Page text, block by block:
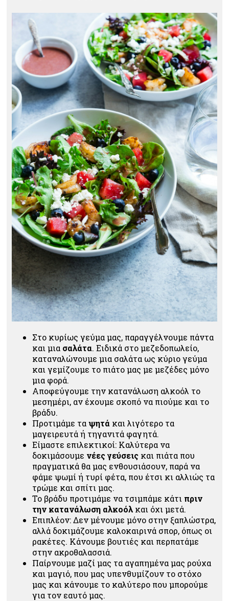
Στο κυρίως γεύμα μας, παραγγέλνουμε πάντα
και μια σαλάτα. Ειδικά στο μεζεδοπωλείο,
καταναλώνουμε μια σαλάτα ως κύριο γεύμα
και γεμίζουμε το πιάτο μας με μεζέδες μόνο
μια φορά.
Αποφεύγουμε την κατανάλωση αλκοόλ το
μεσημέρι, αν έχουμε σκοπό να πιούμε και το
βράδυ.
Προτιμάμε ταψητά και λιγότερο τα
μαγειρευτά ή τηγανιτά φαγητά.
Είμαστε επιλεκτικοί: Καλύτερα να
δοκιμάσουμε νέες γεύσεις και πιάτα που
πραγματικά θα μας ενθουσιάσουν, παρά να
φάμε ψωμί ή τυρί φέτα, που έτσι κι αλλιώς τα
τρώμε και σπίτι μας.
Το βράδυ προτιμάμε να τσιμπάμε κάτι πριν
την κατανάλωση αλκοόλ και όχι μετά.
Επιπλέον: Δεν μένουμε μόνο στην ξαπλώστρα,
αλλά δοκιμάζουμε καλοκαιρινά σπορ, όπως οι
ρακέτες. Κάνουμε βουτιές και περπατάμε
στην ακροθαλασσιά.
Παίρνουμε μαζί μας τα αγαπημένα μας ρούχα
και μαγιό, που μας υπενθυμίζουν το στόχο
μας και κάνουμε το καλύτερο που μπορούμε
για τον εαυτό μας.